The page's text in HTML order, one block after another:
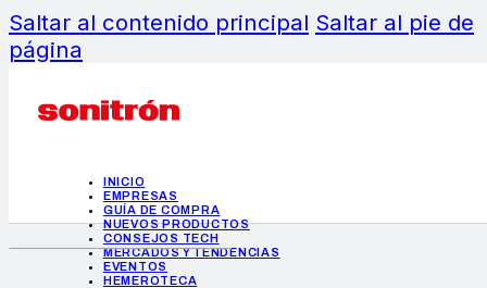
Saltar al contenido principal Saltar al pie de
página
INICIO
EMPRESAS
GUÍA DE COMPRA
NUEVOS PRODUCTOS
CONSEJOS TECH
MERCADOS Y TENDENCIAS
EVENTOS
HEMEROTECA